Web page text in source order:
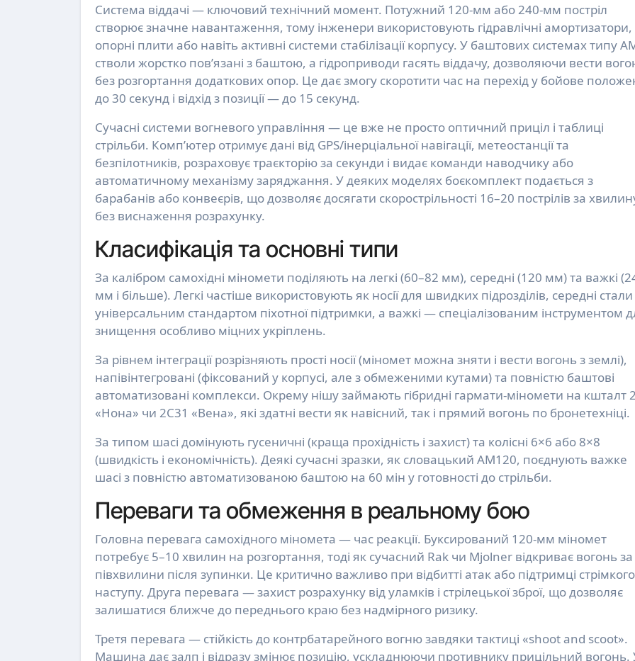
Система віддачі — ключовий технічний момент. Потужний 120-мм або 240-мм постріл
створює значне навантаження, тому інженери використовують гідравлічні амортизатори,
опорні плити або навіть активні системи стабілізації корпусу. У баштових системах типу
стволи жорстко пов’язані з баштою, а гідроприводи гасять віддачу, дозволяючи вести
без розгортання додаткових опор. Це дає змогу скоротити час на перехід у бойове
до 30 секунд і відхід з позиції — до 15 секунд.
Сучасні системи вогневого управління — це вже не просто оптичний приціл і таблиці
стрільби. Комп’ютер отримує дані від GPS/інерціальної навігації, метеостанції та
безпілотників, розраховує траєкторію за секунди і видає команди наводчику або
автоматичному механізму заряджання. У деяких моделях боєкомплект подається з
барабанів або конвеєрів, що дозволяє досягати скорострільності 16–20 пострілів за
без виснаження розрахунку.
Класифікація та основні типи
За калібром самохідні міномети поділяють на легкі (60–82 мм), середні (120 мм) та важкі
мм і більше). Легкі частіше використовують як носії для швидких підрозділів, середні стали
універсальним стандартом піхотної підтримки, а важкі — спеціалізованим інструментом
знищення особливо міцних укріплень.
За рівнем інтеграції розрізняють прості носії (міномет можна зняти і вести вогонь з землі),
напівінтегровані (фіксований у корпусі, але з обмеженими кутами) та повністю баштові
автоматизовані комплекси. Окрему нішу займають гібридні гармати-міномети на кшталт
«Нона» чи 2С31 «Вена», які здатні вести як навісний, так і прямий вогонь по бронетехніці.
За типом шасі домінують гусеничні (краща прохідність і захист) та колісні 6×6 або 8×8
(швидкість і економічність). Деякі сучасні зразки, як словацький AM120, поєднують важке
шасі з повністю автоматизованою баштою на 60 мін у готовності до стрільби.
Переваги та обмеження в реальному бою
Головна перевага самохідного міномета — час реакції. Буксирований 120-мм міномет
потребує 5–10 хвилин на розгортання, тоді як сучасний Rak чи Mjolner відкриває вогонь за
півхвилини після зупинки. Це критично важливо при відбитті атак або підтримці стрімкого
наступу. Друга перевага — захист розрахунку від уламків і стрілецької зброї, що дозволяє
залишатися ближче до переднього краю без надмірного ризику.
Третя перевага — стійкість до контрбатарейного вогню завдяки тактиці «shoot and scoot».
Машина дає залп і відразу змінює позицію, ускладнюючи противнику прицільний вогонь.